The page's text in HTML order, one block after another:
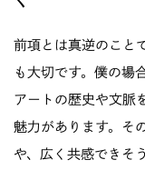
前項とは真逆のこと
も大切です。僕の場
アートの歴史や文脈
魅力があります。そ
や、広く共感できそ